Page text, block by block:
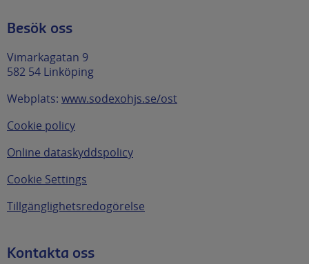
Besök oss
Vimarkagatan 9
582 54 Linköping
Webplats: www.sodexohjs.se/ost
Cookie policy
Online dataskyddspolicy
Cookie Settings
Tillgänglighetsredogörelse
Kontakta oss